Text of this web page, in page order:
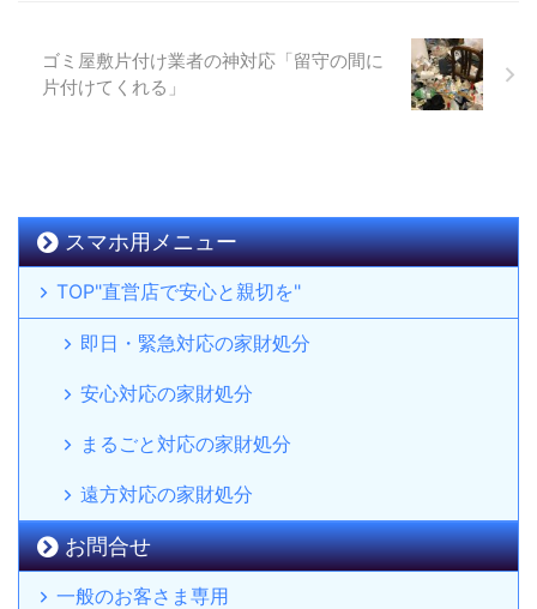
ゴミ屋敷片付け業者の神対応「留守の間に
片付けてくれる」
スマホ用メニュー
TOP"直営店で安心と親切を"
即日・緊急対応の家財処分
安心対応の家財処分
まるごと対応の家財処分
遠方対応の家財処分
お問合せ
一般のお客さま専用